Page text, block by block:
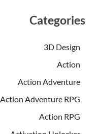
Categories
3D Design
Action
Action Adventure
Action Adventure RPG
Action RPG